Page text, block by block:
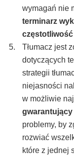
wymagań nie
terminarz
Tłumacz jest
dotyczących
strategii
niejasności
w możliwie
gwarantujący
problemy, by
rozwiać
które z jednej